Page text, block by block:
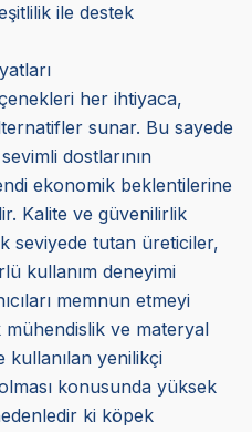
ile destek
her ihtiyaca,
sunar. Bu sayede
dostlarının
ekonomik beklentilerine
Kalite ve güvenilirlik
seviyede tutan üreticiler,
kullanım deneyimi
memnun etmeyi
ve materyal
kullanılan yenilikçi
konusunda yüksek
ki köpek